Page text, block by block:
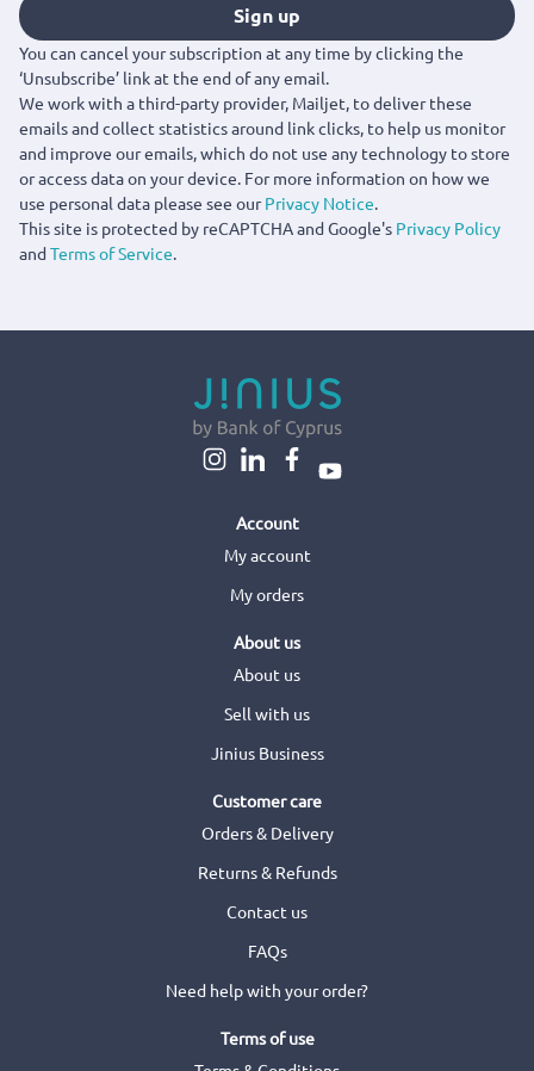
Sign up
You can cancel your subscription at any time by clicking the
‘Unsubscribe’ link at the end of any email.
We work with a third-party provider, Mailjet, to deliver these
emails and collect statistics around link clicks, to help us monitor
and improve our emails, which do not use any technology to store
or access data on your device. For more information on how we
use personal data please see ourPrivacy Notice.
This site is protected by reCAPTCHA and Google's Privacy Policy
andTerms of Service.
Account
My account
My orders
About us
About us
Sell with us
Jinius Business
Customer care
Orders & Delivery
Returns & Refunds
Contact us
FAQs
Need help with your order?
Terms of use